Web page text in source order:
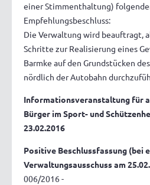
einer Stimmenthaltung)
Empfehlungsbeschluss:
Die Verwaltung wird beauftragt,
Schritte zur Realisierung eines
Barmke auf den Grundstücken
nördlich der Autobahn
Informationsveranstaltung für
Bürger im Sport- und
23.02.2016
Positive Beschlussfassung (bei
Verwaltungsausschuss am
006/2016 -